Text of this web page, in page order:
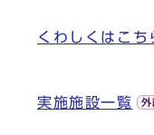
くわしくはこち
実施施設一覧